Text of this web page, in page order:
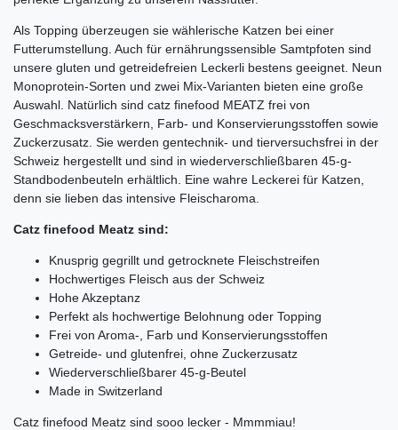
Als Topping überzeugen sie wählerische Katzen bei einer
Futterumstellung. Auch für ernährungssensible Samtpfoten sind
unsere gluten und getreidefreien Leckerli bestens geeignet. Neun
Monoprotein-Sorten und zwei Mix-Varianten bieten eine große
Auswahl. Natürlich sind catz finefood MEATZ frei von
Geschmacksverstärkern, Farb- und Konservierungsstoffen sowie
Zuckerzusatz. Sie werden gentechnik- und tierversuchsfrei in der
Schweiz hergestellt und sind in wiederverschließbaren 45-g-
Standbodenbeuteln erhältlich. Eine wahre Leckerei für Katzen,
denn sie lieben das intensive Fleischaroma.
Catz finefood Meatz sind:
Knusprig gegrillt und getrocknete Fleischstreifen
Hochwertiges Fleisch aus der Schweiz
Hohe Akzeptanz
Perfekt als hochwertige Belohnung oder Topping
Frei von Aroma-, Farb und Konservierungsstoffen
Getreide- und glutenfrei, ohne Zuckerzusatz
Wiederverschließbarer 45-g-Beutel
Made in Switzerland
Catz finefood Meatz sind sooo lecker - Mmmmiau!